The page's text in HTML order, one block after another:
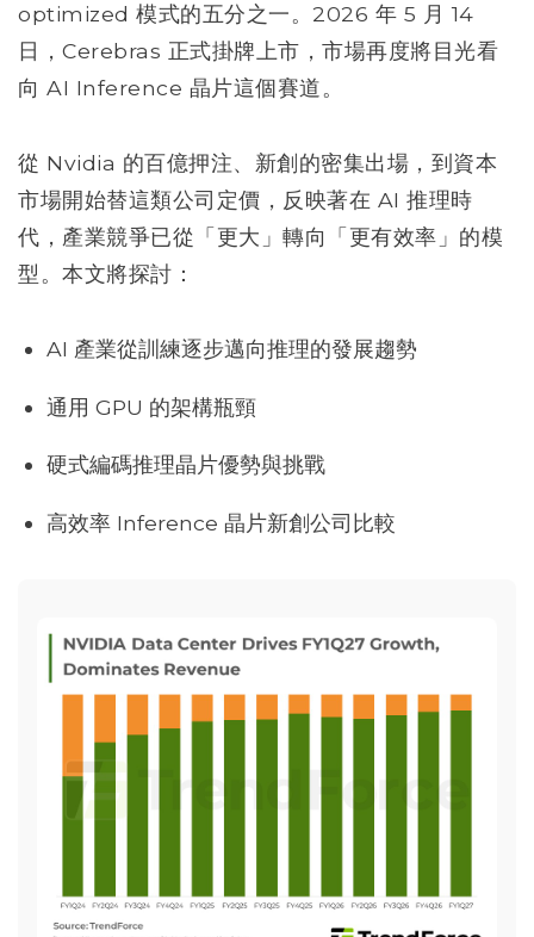
optimized 模式的五分之一。2026 年 5 月 14
日，Cerebras 正式掛牌上市，市場再度將目光看
向 AI Inference 晶片這個賽道。
從 Nvidia 的百億押注、新創的密集出場，到資本
市場開始替這類公司定價，反映著在 AI 推理時
代，產業競爭已從「更大」轉向「更有效率」的模
型。本文將探討：
AI 產業從訓練逐步邁向推理的發展趨勢
通用 GPU 的架構瓶頸
硬式編碼推理晶片優勢與挑戰
高效率 Inference 晶片新創公司比較